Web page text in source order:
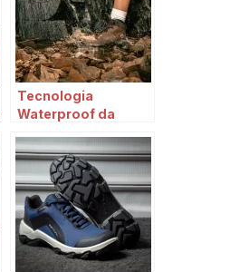
Tecnologia
Waterproof da
seus pés secos e
seguros